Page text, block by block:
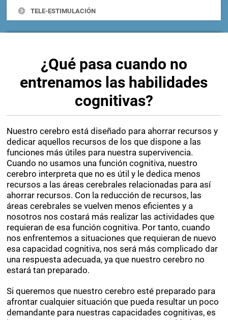
TELE-ESTIMULACIÓN
¿Qué pasa cuando no
entrenamos las habilidades
cognitivas?
Nuestro cerebro está diseñado para ahorrar recursos y
dedicar aquellos recursos de los que dispone a las
funciones más útiles para nuestra supervivencia.
Cuando no usamos una función cognitiva, nuestro
cerebro interpreta que no es útil y le dedica menos
recursos a las áreas cerebrales relacionadas para así
ahorrar recursos. Con la reducción de recursos, las
áreas cerebrales se vuelven menos eficientes y a
nosotros nos costará más realizar las actividades que
requieran de esa función cognitiva. Por tanto, cuando
nos enfrentemos a situaciones que requieran de nuevo
esa capacidad cognitiva, nos será más complicado dar
una respuesta adecuada, ya que nuestro cerebro no
estará tan preparado.
Si queremos que nuestro cerebro esté preparado para
afrontar cualquier situación que pueda resultar un poco
demandante para nuestras capacidades cognitivas, es